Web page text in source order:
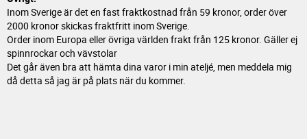
Inom Sverige är det en fast fraktkostnad från 59 kronor, order över
2000 kronor skickas fraktfritt inom Sverige.
Order inom Europa eller övriga världen frakt från 125 kronor. Gäller ej
spinnrockar och vävstolar
Det går även bra att hämta dina varor i min ateljé, men meddela mig
då detta så jag är på plats när du kommer.